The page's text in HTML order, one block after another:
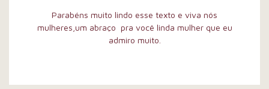
Parabéns muito lindo esse texto e viva nós
mulheres,um abraço pra você linda mulher que eu
admiro muito.